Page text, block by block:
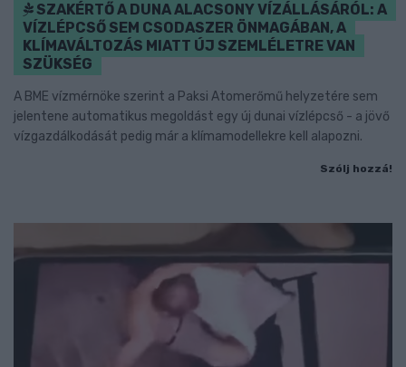
SZAKÉRTŐ A DUNA ALACSONY VÍZÁLLÁSÁRÓL: A
VÍZLÉPCSŐ SEM CSODASZER ÖNMAGÁBAN, A
KLÍMAVÁLTOZÁS MIATT ÚJ SZEMLÉLETRE VAN
SZÜKSÉG
A BME vízmérnöke szerint a Paksi Atomerőmű helyzetére sem
jelentene automatikus megoldást egy új dunai vízlépcső - a jövő
vízgazdálkodását pedig már a klímamodellekre kell alapozni.
Szólj hozzá!